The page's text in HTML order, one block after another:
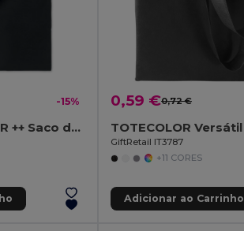
-15%
COTTONEL COLOUR ++ Saco de algodão 180gr/m2 MO9846-
0,59 €0,72 €
GiftRetail IT3787
+11 CORES
Adicionar ao Carrinho